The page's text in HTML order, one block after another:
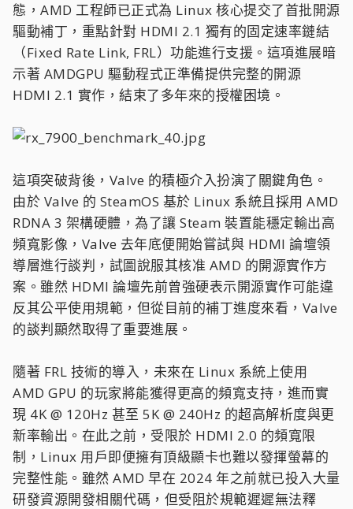
態，AMD 工程師已正式為 Linux 核心提交了首批開源
驅動補丁，重點針對 HDMI 2.1 獨有的固定速率鏈結
（Fixed Rate Link, FRL）功能進行支援。這項進展暗
示著 AMDGPU 驅動程式正準備提供完整的開源
HDMI 2.1 實作，結束了多年來的授權困境。
這項突破背後，Valve 的積極介入扮演了關鍵角色。
由於 Valve 的 SteamOS 基於 Linux 系統且採用 AMD
RDNA 3 架構硬體，為了讓 Steam 裝置能穩定輸出高
頻寬影像，Valve 去年底便開始嘗試與 HDMI 論壇領
導層進行談判，試圖說服其核准 AMD 的開源實作方
案。雖然 HDMI 論壇先前曾強硬表示開源實作可能違
反其公平使用規範，但從目前的補丁進度來看，Valve
的談判顯然取得了重要進展。
隨著 FRL 技術的導入，未來在 Linux 系統上使用
AMD GPU 的玩家將能獲得更高的頻寬支持，進而實
現 4K @ 120Hz 甚至 5K @ 240Hz 的超高解析度與更
新率輸出。在此之前，受限於 HDMI 2.0 的頻寬限
制，Linux 用戶即便擁有頂級顯卡也難以發揮螢幕的
完整性能。雖然 AMD 早在 2024 年之前就已投入大量
研發資源開發相關代碼，但受阻於規範遲遲無法釋